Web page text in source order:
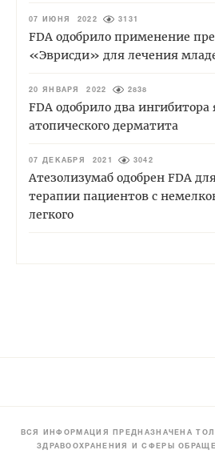
07 ИЮНЯ 2022 3131
FDA одобрило применение
«Эврисди» для лечения
20 ЯНВАРЯ 2022 2838
FDA одобрило два
атопического дерматита
07 ДЕКАБРЯ 2021 3042
Атезолизумаб одобрен FDA
терапии пациентов с
легкого
ВСЯ ИНФОРМАЦИЯ ПРЕДНАЗНАЧЕНА
ЗДРАВООХРАНЕНИЯ И СФЕРЫ